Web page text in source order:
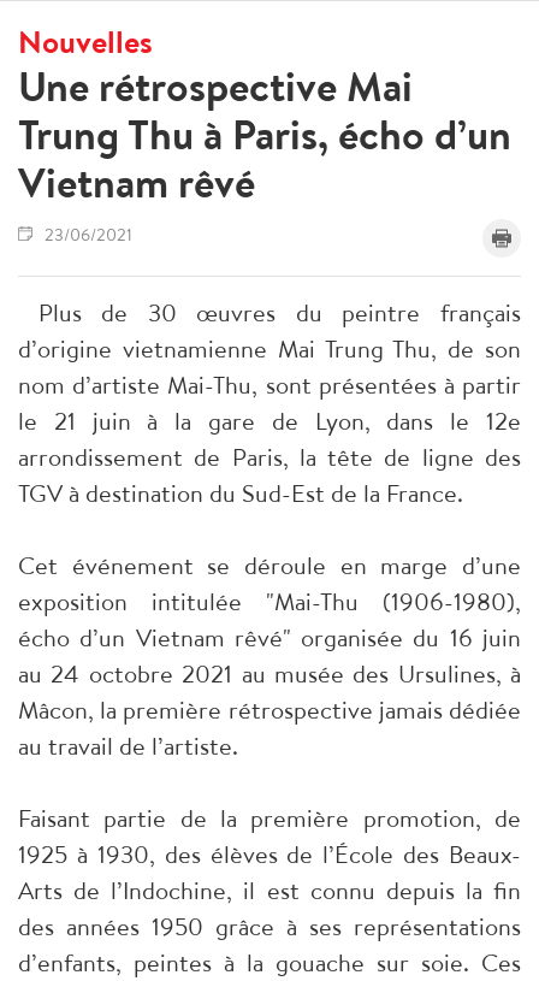
Nouvelles
Une rétrospective Mai
Trung Thu à Paris, écho d’un
Vietnam rêvé
23/06/2021
Plus de 30 œuvres du peintre français
d’origine vietnamienne Mai Trung Thu, de son
nom d’artiste Mai-Thu, sont présentées à partir
le 21 juin à la gare de Lyon, dans le 12e
arrondissement de Paris, la tête de ligne des
TGV à destination du Sud-Est de la France.
Cet événement se déroule en marge d’une
exposition intitulée "Mai-Thu (1906-1980),
écho d’un Vietnam rêvé" organisée du 16 juin
au 24 octobre 2021 au musée des Ursulines, à
Mâcon, la première rétrospective jamais dédiée
au travail de l’artiste.
Faisant partie de la première promotion, de
1925 à 1930, des élèves de l’École des Beaux-
Arts de l’Indochine, il est connu depuis la fin
des années 1950 grâce à ses représentations
d’enfants, peintes à la gouache sur soie. Ces